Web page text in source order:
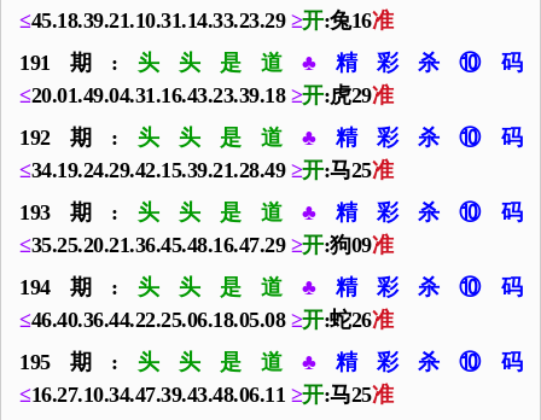
≤45.18.39.21.10.31.14.33.23.29≥开:兔16准
191期: 头头是道♣精彩杀⑩码
≤20.01.49.04.31.16.43.23.39.18≥开:虎29准
192期: 头头是道♣精彩杀⑩码
≤34.19.24.29.42.15.39.21.28.49≥开:马25准
193期: 头头是道♣精彩杀⑩码
≤35.25.20.21.36.45.48.16.47.29≥开:狗09准
194期: 头头是道♣精彩杀⑩码
≤46.40.36.44.22.25.06.18.05.08≥开:蛇26准
195期: 头头是道♣精彩杀⑩码
≤16.27.10.34.47.39.43.48.06.11 ≥开:马25准